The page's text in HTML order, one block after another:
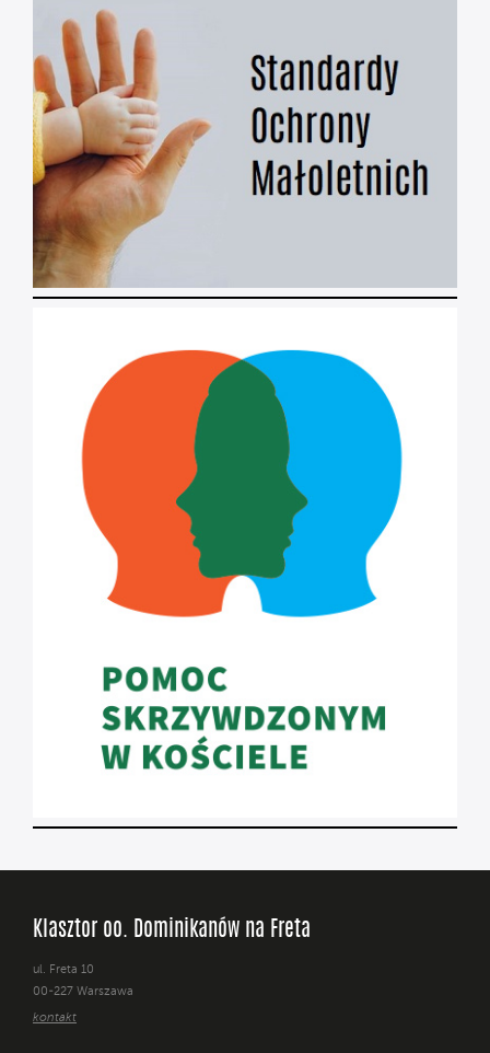
Klasztor oo. Dominikanów na Freta
ul. Freta 10
00-227 Warszawa
kontakt